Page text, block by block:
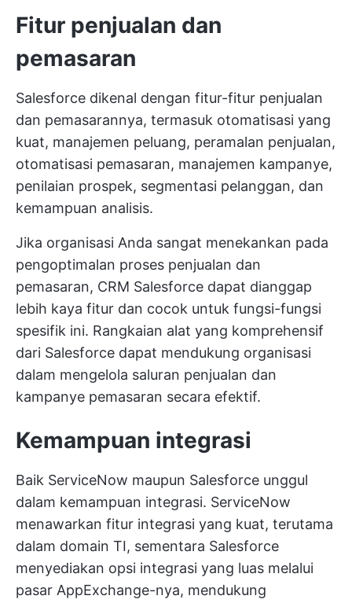
Fitur penjualan dan
pemasaran
Salesforce dikenal dengan fitur-fitur penjualan
dan pemasarannya, termasuk otomatisasi yang
kuat, manajemen peluang, peramalan penjualan,
otomatisasi pemasaran, manajemen kampanye,
penilaian prospek, segmentasi pelanggan, dan
kemampuan analisis.
Jika organisasi Anda sangat menekankan pada
pengoptimalan proses penjualan dan
pemasaran, CRM Salesforce dapat dianggap
lebih kaya fitur dan cocok untuk fungsi-fungsi
spesifik ini. Rangkaian alat yang komprehensif
dari Salesforce dapat mendukung organisasi
dalam mengelola saluran penjualan dan
kampanye pemasaran secara efektif.
Kemampuan integrasi
Baik ServiceNow maupun Salesforce unggul
dalam kemampuan integrasi. ServiceNow
menawarkan fitur integrasi yang kuat, terutama
dalam domain TI, sementara Salesforce
menyediakan opsi integrasi yang luas melalui
pasar AppExchange-nya, mendukung